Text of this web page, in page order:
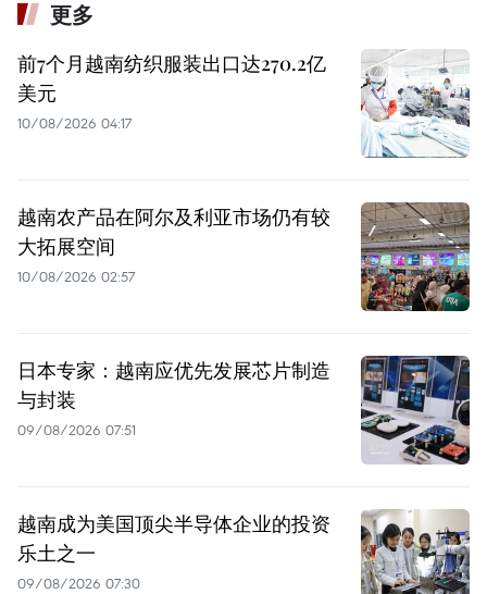
更多
前7个月越南纺织服装出口达270.2亿
美元
10/08/2026 04:17
越南农产品在阿尔及利亚市场仍有较
大拓展空间
10/08/2026 02:57
日本专家：越南应优先发展芯片制造
与封装
09/08/2026 07:51
越南成为美国顶尖半导体企业的投资
乐土之一
09/08/2026 07:30